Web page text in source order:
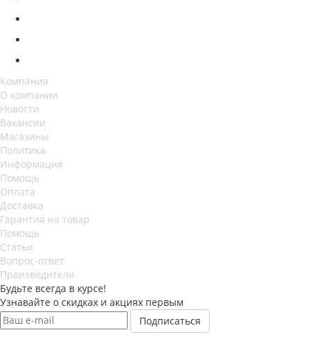
Компания
О компании
Новости
Вакансии
Магазины
Политика
Информация
Помощь
Оплата
Доставка
Гарантия на товар
Помощь
Статьи
Вопрос-ответ
Производители
Будьте всегда в курсе!
Узнавайте о скидках и акциях первым